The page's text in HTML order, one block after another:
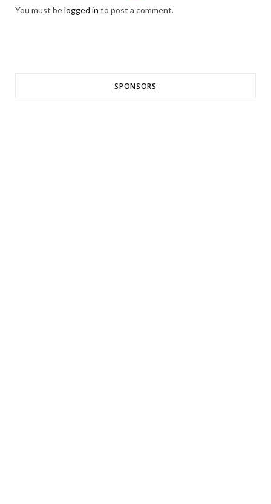
You must belogged in to post a comment.
SPONSORS